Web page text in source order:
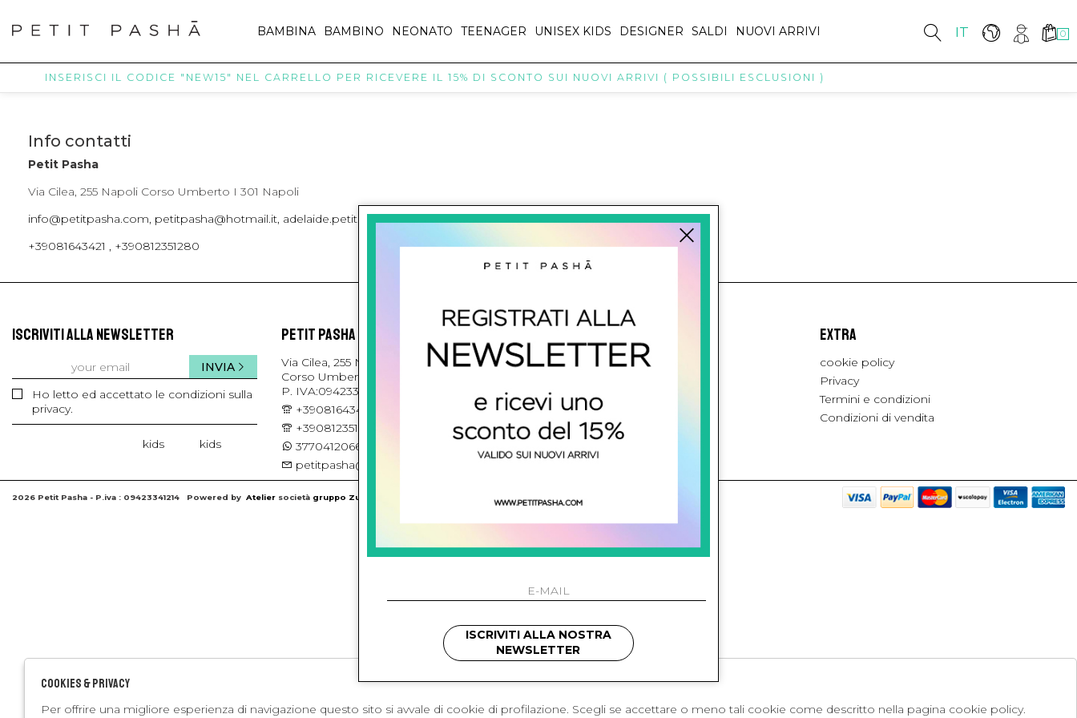
IT 0
BAMBINA BAMBINO NEONATO TEENAGER UNISEX KIDS DESIGNER SALDI NUOVI ARRIVI
INSERISCI IL CODICE "NEW15" NEL CARRELLO PER RICEVERE IL 15% DI SCONTO SUI NUOVI ARRIVI ( POSSIBILI ESCLUSIONI )
Info contatti
Petit Pasha
Via Cilea, 255 Napoli Corso Umberto I 301 Napoli
info@petitpasha.com, petitpasha@hotmail.it, adelaide.petitpasha@hotmail.com
+39081643421 , +390812351280
ISCRIVITI ALLA NEWSLETTER
Ho letto ed accettato le condizioni sulla
privacy.
INVIA
kids kids
PETIT PASHA
Via Cilea, 255 Napoli
Corso Umberto I 301 Napoli - Italia
P. IVA:09423341214
+39081643421
+390812351280
3770412066 , 3397314295
petitpasha@hotmail.it
L'azienda
Contatti
Pagamenti
Spedizione
EXTRA
cookie policy
Privacy
Termini e condizioni
Condizioni di vendita
2026 Petit Pasha - P.iva : 09423341214 Powered by Atelier società gruppo Zucchetti
ISCRIVITI ALLA NOSTRA
NEWSLETTER
Cookies & Privacy
Per offrire una migliore esperienza di navigazione questo sito si avvale di cookie di profilazione. Scegli se accettare o meno tali cookie come descritto nella pagina cookie policy.